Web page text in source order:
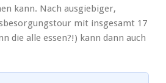
kann. Nach ausgiebiger,
mit insgesamt 17
die alle essen?!) kann dann auch